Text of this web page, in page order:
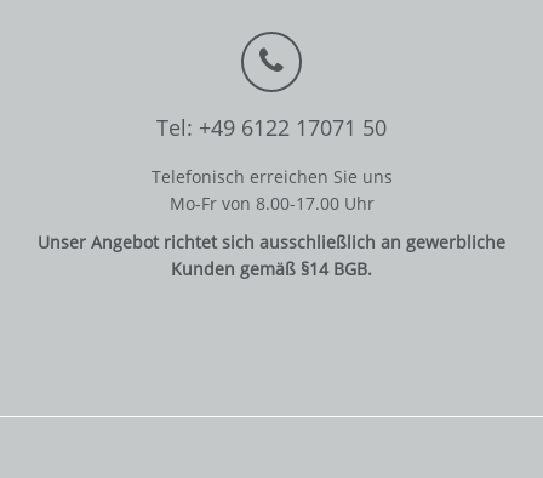
Tel: +49 6122 17071 50
Telefonisch erreichen Sie uns
Mo-Fr von 8.00-17.00 Uhr
Unser Angebot richtet sich ausschließlich an gewerbliche
Kunden gemäß §14 BGB.